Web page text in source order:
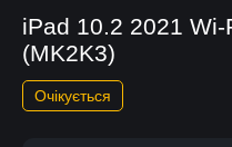
iPad 10.2 2021
(MK2K3)
Очікується